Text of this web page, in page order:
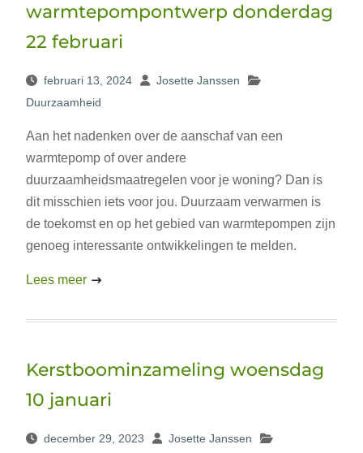
warmtepompontwerp donderdag
22 februari
februari 13, 2024
Josette Janssen
Duurzaamheid
Aan het nadenken over de aanschaf van een
warmtepomp of over andere
duurzaamheidsmaatregelen voor je woning? Dan is
dit misschien iets voor jou. Duurzaam verwarmen is
de toekomst en op het gebied van warmtepompen zijn
genoeg interessante ontwikkelingen te melden.
Lees meer
Kerstboominzameling woensdag
10 januari
december 29, 2023
Josette Janssen